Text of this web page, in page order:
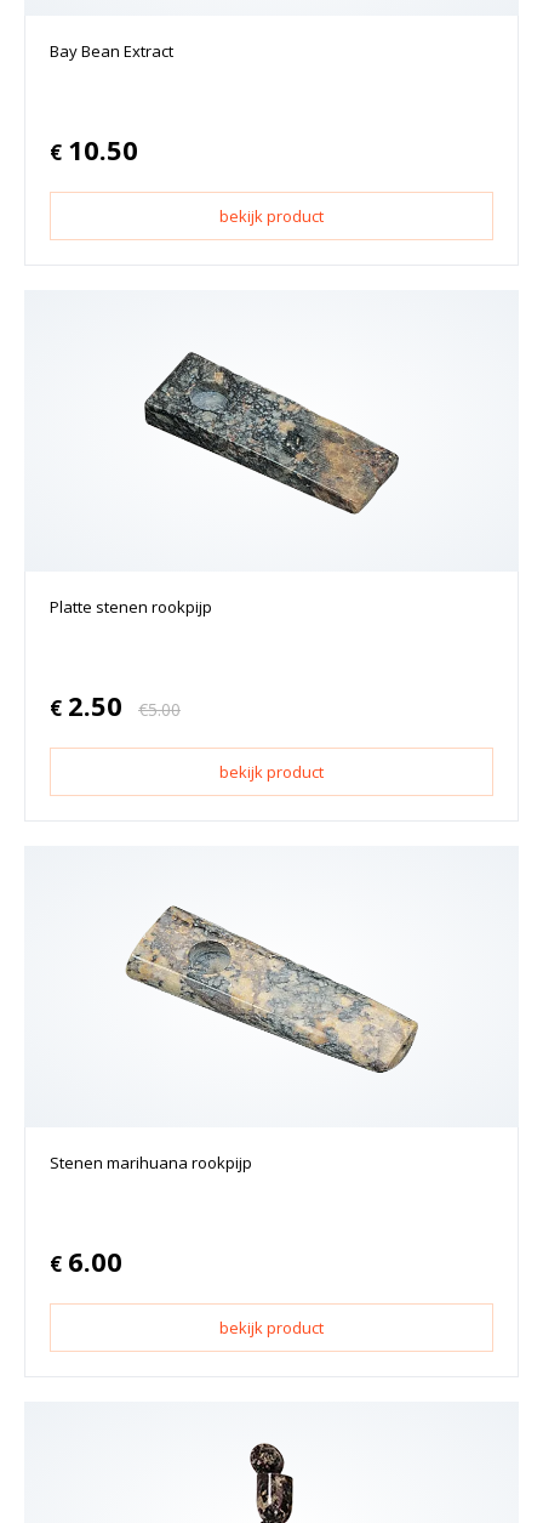
Bay Bean Extract
€ 10.50
bekijk product
Platte stenen rookpijp
€ 2.50 €5.00
bekijk product
Stenen marihuana rookpijp
€ 6.00
bekijk product